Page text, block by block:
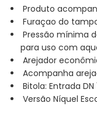
Produto
Furaçao do
Pressão mínima
para uso com
Arejador
Acompanha
Bitola: Entrada DN
Versão Níquel